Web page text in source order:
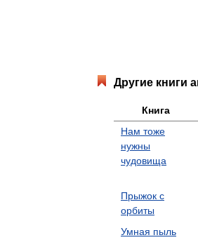
Другие книги
Книга
Нам тоже
нужны
чудовища
Прыжок с
орбиты
Умная пыль